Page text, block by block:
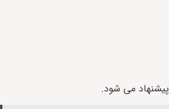
پیشنهاد می شود.